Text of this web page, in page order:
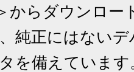
らダウンロー
純正にはないデ
を備えていま